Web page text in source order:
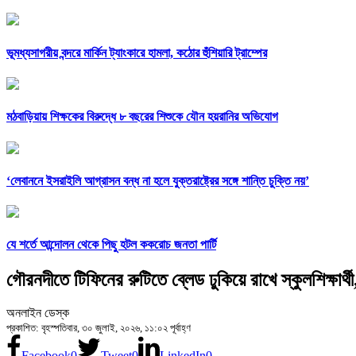
ভূমধ্যসাগরীয় বন্দরে মার্কিন ট্যাংকারে হামলা, কঠোর হুঁশিয়ারি ট্রাম্পের
মঠবাড়িয়ায় শিক্ষকের বিরুদ্ধে ৮ বছরের শিশুকে যৌন হয়রানির অভিযোগ
‘লেবাননে ইসরাইলি আগ্রাসন বন্ধ না হলে যুক্তরাষ্ট্রের সঙ্গে শান্তি চুক্তি নয়’
যে শর্তে আন্দোলন থেকে পিছু হটল ককরোচ জনতা পার্টি
গৌরনদীতে টিফিনের রুটিতে ব্লেড ঢুকিয়ে রাখে
অনলাইন ডেস্ক
প্রকাশিত: বৃহস্পতিবার, ৩০ জুলাই, ২০২৬, ১১:০২ পূর্বাহ্ণ